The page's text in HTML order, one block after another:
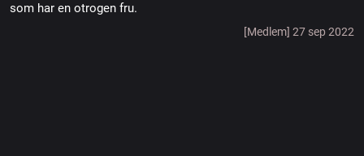
som har en otrogen fru.
[Medlem] 27 sep 2022